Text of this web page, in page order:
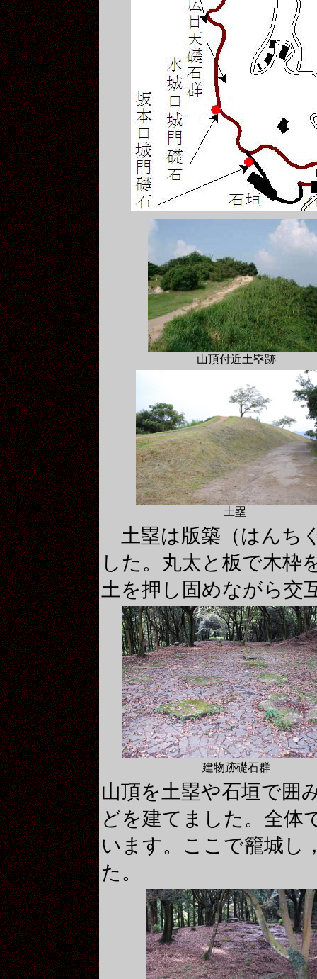
山頂付近土塁跡
土塁
土塁は版築（はんち
した。丸太と板で木枠
土を押し固めながら交
建物跡礎石群
山頂を土塁や石垣で囲
どを建てました。全体
います。ここで籠城し
た。